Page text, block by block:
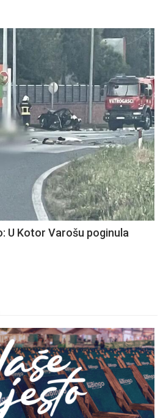
U Kotor Varošu poginula